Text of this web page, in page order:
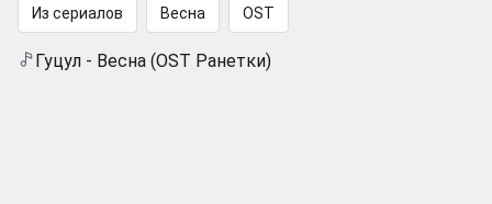
Из сериалов Весна OST
Гуцул - Весна (OST Ранетки)